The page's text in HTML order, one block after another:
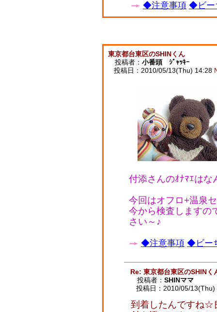
◆注意事項 ◆ビー
東京都台東区のSHINくん
投稿者： 小番頭 ｼﾞｬｯｷｰ
投稿日：2010/05/13(Thu) 14:28
付添さんのｵﾅﾏｴはな
今回はオフロ+温泉
今から検査しますの
さい～♪
◆注意事項 ◆ビー
Re: 東京都台東区のSHINく
投稿者： SHINママ
投稿日：2010/05/
到着したんですね☆